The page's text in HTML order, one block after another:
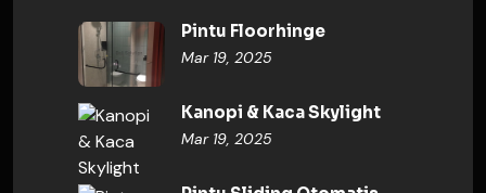
Pintu Floorhinge
Mar 19, 2025
Kanopi & Kaca Skylight
Mar 19, 2025